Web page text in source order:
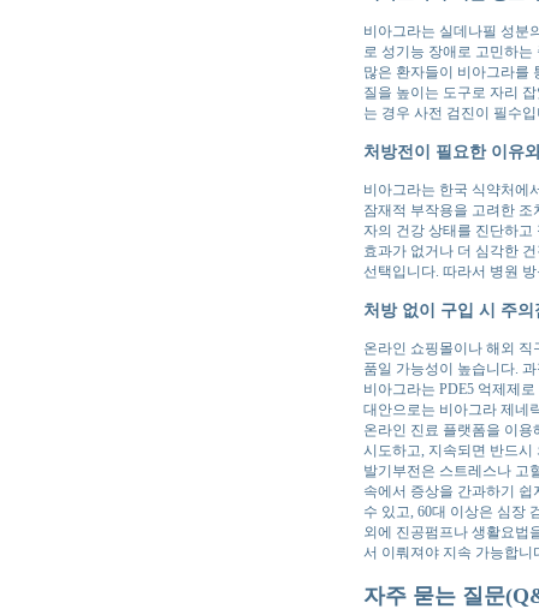
비아그라는 실데나필 성분
로 성기능 장애로 고민하
많은 환자들이 비아그라를
질을 높이는 도구로 자리
는 경우 사전 검진이 필수
처방전이 필요한 이유
비아그라는 한국 식약처에
잠재적 부작용을 고려한
자의 건강 상태를 진단하
효과가 없거나 더 심각한
선택입니다. 따라서 병원
처방 없이 구입 시 주의
온라인 쇼핑몰이나 해외
품일 가능성이 높습니다.
비아그라는 PDE5 억제제
대안으로는 비아그라 제네
온라인 진료 플랫폼을 이
시도하고, 지속되면 반드시
발기부전은 스트레스나 고
속에서 증상을 간과하기
수 있고, 60대 이상은 심장
외에 진공펌프나 생활요법
서 이뤄져야 지속 가능합니
자주 묻는 질문